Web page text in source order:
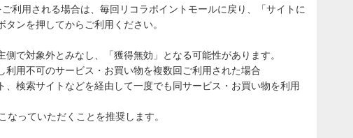
利用される場合は、毎回リコラポイントモールに戻り、「サイトに
ンを押してからご利用ください。
で対象外とみなし、「獲得無効」となる可能性があります。
利用不可のサービス・お買い物を複数回ご利用された場合
、検索サイトなどを経由して一度でも同サービス・お買い物を利用
っていただくことを推奨します。